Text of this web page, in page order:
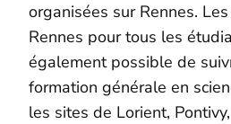
organisées sur Rennes.
Rennes pour tous les
également possible de
formation générale en
les sites de Lorient,